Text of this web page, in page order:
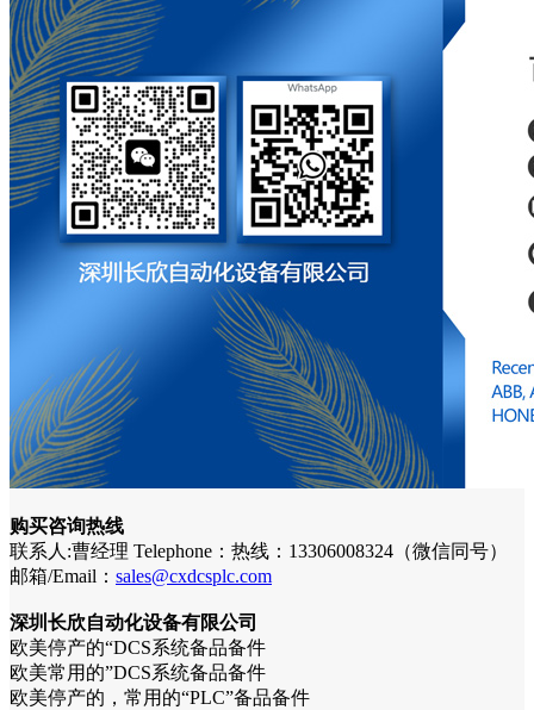
购买咨询热线
联系人:曹经理 Telephone：热线：13306008324（微信同号）
邮箱/Email： sales@cxdcsplc.com
深圳长欣自动化设备有限公司
欧美停产的“DCS系统备品备件
欧美常用的”DCS系统备品备件
欧美停产的，常用的“PLC”备品备件